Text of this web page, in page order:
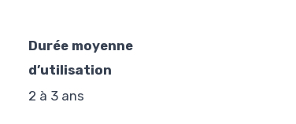
Durée moyenne
d’utilisation
2 à 3 ans